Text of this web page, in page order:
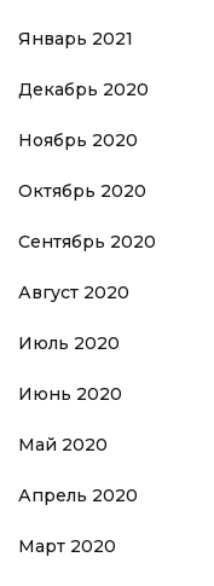
Январь 2021
Декабрь 2020
Ноябрь 2020
Октябрь 2020
Сентябрь 2020
Август 2020
Июль 2020
Июнь 2020
Май 2020
Апрель 2020
Март 2020